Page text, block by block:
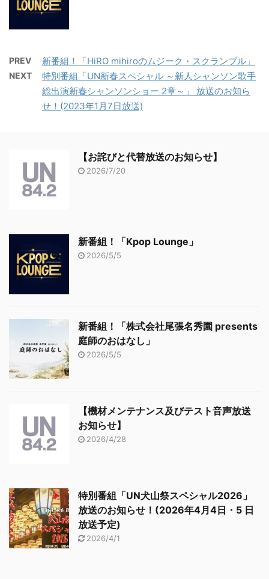
PREV 新番組！「HiRO mihiroのムジーク・スクランブル」
NEXT
特別番組「UN新春スペシャル ～新人シャンソン歌手
総出演新春シャンソンショー 2章～」 放送のお知ら
せ！(2023年1月7日放送)
【お詫びと代替放送のお知らせ】
2026/7/20
新番組！「Kpop Lounge」
2026/5/5
新番組！「株式会社尾張名秀園 presents
庭師のおはなし」
2026/5/5
【機材メンテナンス及びテスト音声放送
お知らせ】
2026/4/28
特別番組「UN犬山祭スペシャル2026」
放送のお知らせ！(2026年4月4日・5 日
放送予定)
2026/4/1